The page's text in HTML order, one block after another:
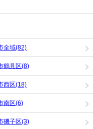
全域(82)
鶴見区(8)
西区(18)
南区(6)
磯子区(3)